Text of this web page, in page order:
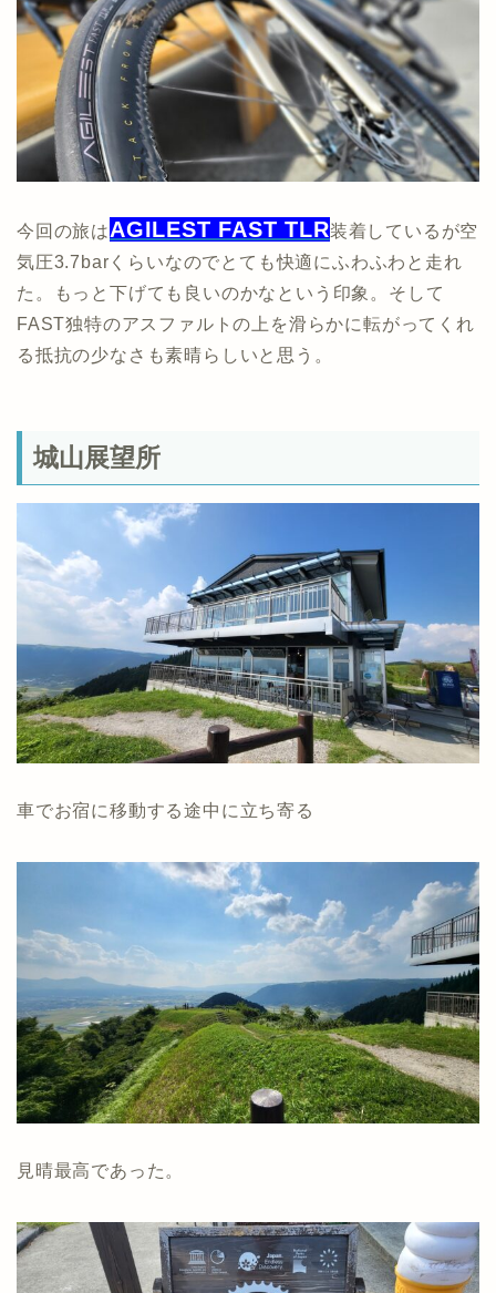
今回の旅はAGILEST FAST TLR装着しているが空
気圧3.7barくらいなのでとても快適にふわふわと走れ
た。もっと下げても良いのかなという印象。そして
FAST独特のアスファルトの上を滑らかに転がってくれ
る抵抗の少なさも素晴らしいと思う。
城山展望所
車でお宿に移動する途中に立ち寄る
見晴最高であった。